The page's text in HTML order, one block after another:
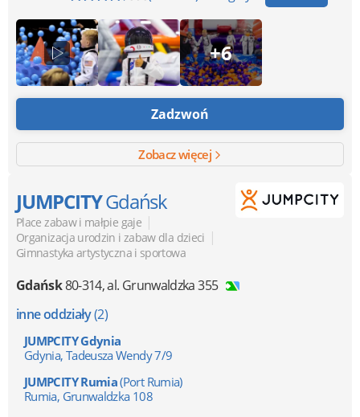
+6
Zadzwoń
Zobacz więcej
JUMPCITYGdańsk
Place zabaw i małpie gaje |
Organizacja urodzin i zabaw dla dzieci |
Gimnastyka artystyczna i sportowa
Gdańsk80-314,al. Grunwaldzka 355
inne oddziały(2)
JUMPCITY Gdynia
Gdynia, Tadeusza Wendy 7/9
JUMPCITY Rumia(Port Rumia)
Rumia, Grunwaldzka 108